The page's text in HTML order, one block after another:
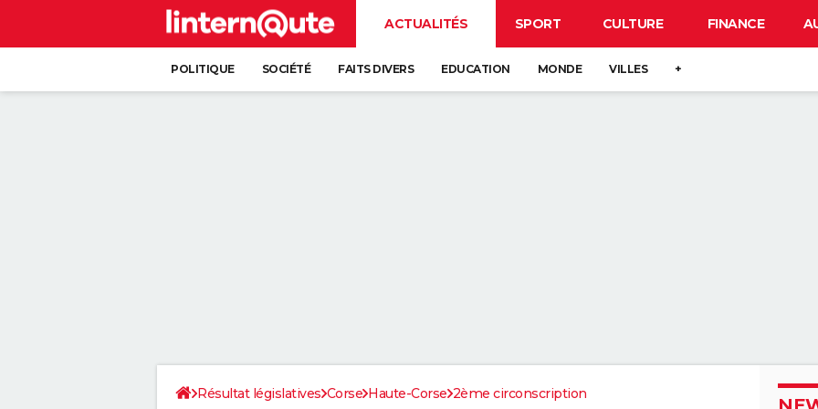
ACTUALITÉS SPORT CULTURE FINANCE
POLITIQUE SOCIÉTÉ FAITS DIVERS EDUCATION MONDE VILLES +
Résultat législatives Corse Haute-Corse 2ème circonscription